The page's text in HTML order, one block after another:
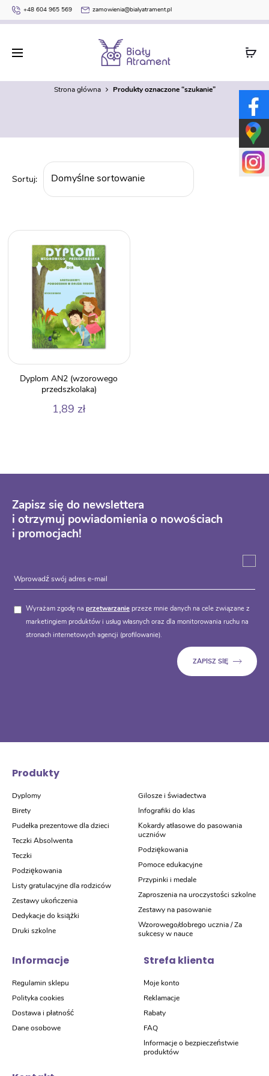
+48 604 965 569 zamowienia@bialyatrament.pl
szukanie
Strona główna Produkty oznaczone “szukanie”
Dyplom AN2 (wzorowego
przedszkolaka)
1,89 zł
Zapisz się do newslettera
i otrzymuj powiadomienia o nowościach
i promocjach!
Wyrażam zgodę na przetwarzanie przeze mnie danych na cele związane z
marketingiem produktów i usług własnych oraz dla monitorowania ruchu na
stronach internetowych agencji (profilowanie).
Produkty
Dyplomy
Birety
Pudełka prezentowe dla dzieci
Teczki Absolwenta
Teczki
Podziękowania
Listy gratulacyjne dla rodziców
Zestawy ukończenia
Dedykacje do książki
Druki szkolne
Gilosze i świadectwa
Infografiki do klas
Kokardy atłasowe do pasowania
uczniów
Podziękowania
Pomoce edukacyjne
Przypinki i medale
Zaproszenia na uroczystości szkolne
Zestawy na pasowanie
Wzorowego/dobrego ucznia / Za
sukcesy w nauce
Informacje
Regulamin sklepu
Polityka cookies
Dostawa i płatność
Dane osobowe
Strefa klienta
Moje konto
Reklamacje
Rabaty
FAQ
Informacje o bezpieczeństwie
produktów